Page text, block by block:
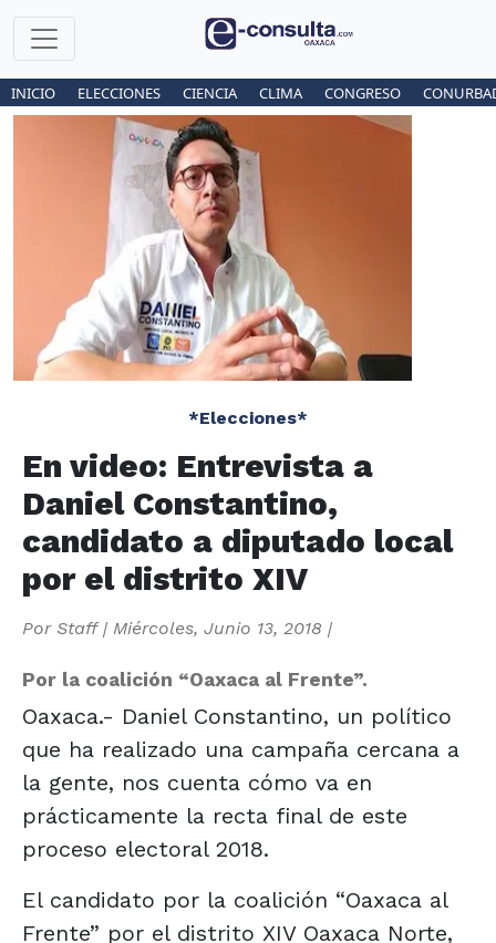
INICIO ELECCIONES CIENCIA CLIMA CONGRESO
*Elecciones*
En video: Entrevista a
Daniel Constantino,
candidato a diputado local
por el distrito XIV
Por Staff| Miércoles, Junio 13, 2018 |
Por la coalición “Oaxaca al Frente”.
Oaxaca.- Daniel Constantino, un político
que ha realizado una campaña cercana a
la gente, nos cuenta cómo va en
prácticamente la recta final de este
proceso electoral 2018.
El candidato por la coalición “Oaxaca al
Frente” por el distrito XIV Oaxaca Norte,